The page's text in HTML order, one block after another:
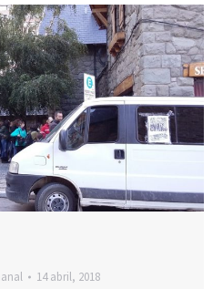
14 abril, 2018